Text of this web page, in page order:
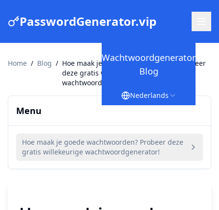
PasswordGenerator.vip
Wachtwoordgenerator
Blog
Nederlands
Home / Blog / Hoe maak je goede wachtwoorden? Probeer
deze gratis willekeurige
wachtwoordgenerator!
Menu
Hoe maak je goede wachtwoorden? Probeer deze
gratis willekeurige wachtwoordgenerator!